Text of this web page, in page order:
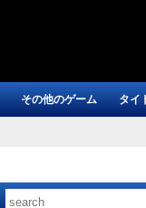
その他のゲーム タイ